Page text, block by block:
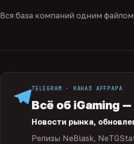
Вся база компаний одним
TELEGRAM · КАНАЛ AFFPAPA
Всё об iGaming
Новости рынка,
Релизы NeBlask,